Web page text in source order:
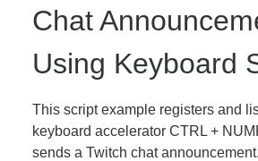
Chat
Using Keyboard
This script example registers and
keyboard accelerator CTRL +
sends a Twitch chat announcement.